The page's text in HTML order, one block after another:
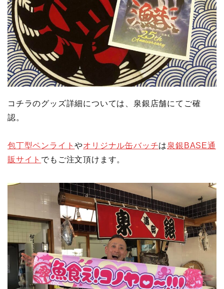
コチラのグッズ詳細については、泉銀店舗にてご確
認。
包丁型ペンライトやオリジナル缶バッチは泉銀BASE通
販サイト でもご注文頂けます。